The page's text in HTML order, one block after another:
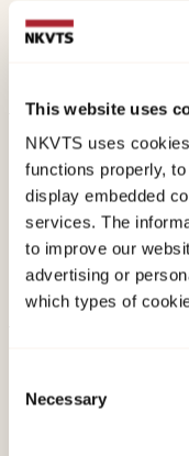
This website uses
NKVTS uses
functions properly,
display embedded
services. The
to improve our
advertising or
which types of
Selection
Necessary
får vite noe de
tunge
Published:19.
Last modified:8.